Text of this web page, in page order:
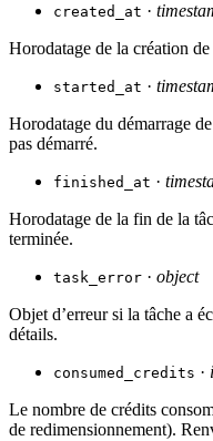
created_at ·
Horodatage de la création
started_at ·
Horodatage du démarrage
pas démarré.
finished_at ·
Horodatage de la fin de la
terminée.
task_error · object
Objet d’erreur si la tâche a
détails.
consumed_credits ·
Le nombre de crédits
de redimensionnement).